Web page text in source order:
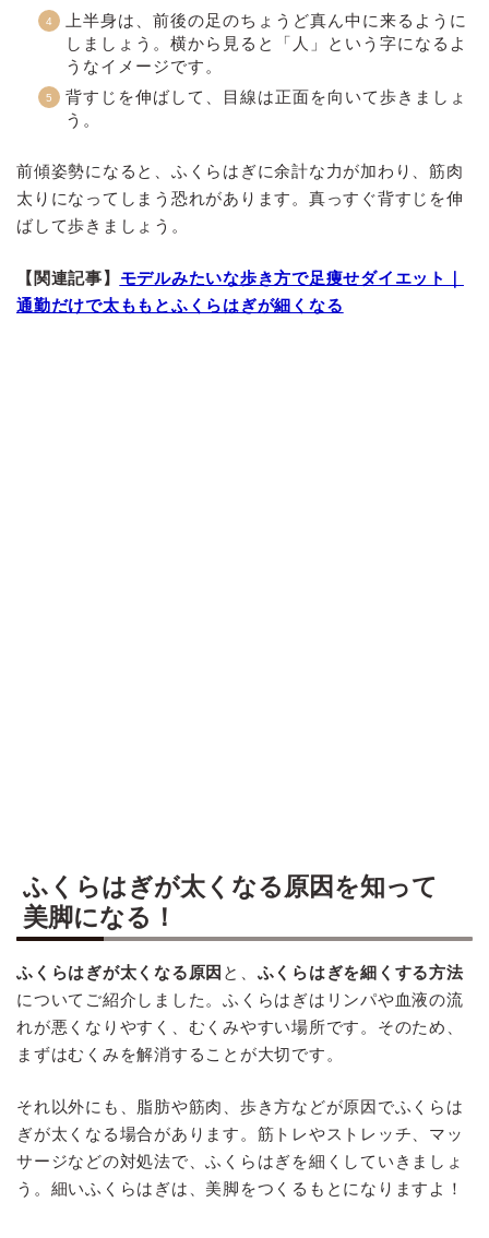
上半身は、前後の足のちょうど真ん中に来るように
しましょう。横から見ると「人」という字になるよ
うなイメージです。
背すじを伸ばして、目線は正面を向いて歩きましょ
う。
前傾姿勢になると、ふくらはぎに余計な力が加わり、筋肉
太りになってしまう恐れがあります。真っすぐ背すじを伸
ばして歩きましょう。
【関連記事】 モデルみたいな歩き方で足痩せダイエット｜
通勤だけで太ももとふくらはぎが細くなる
ふくらはぎが太くなる原因を知って
美脚になる！
ふくらはぎが太くなる原因 と、 ふくらはぎを細くする方法
についてご紹介しました。ふくらはぎはリンパや血液の流
れが悪くなりやすく、むくみやすい場所です。そのため、
まずはむくみを解消することが大切です。
それ以外にも、脂肪や筋肉、歩き方などが原因でふくらは
ぎが太くなる場合があります。筋トレやストレッチ、マッ
サージなどの対処法で、ふくらはぎを細くしていきましょ
う。細いふくらはぎは、美脚をつくるもとになりますよ！